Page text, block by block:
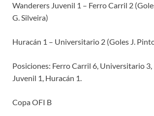
Wanderers Juvenil 1 – Ferro Carril 2
G. Silveira)
Huracán 1 – Universitario 2 (Goles J.
Posiciones: Ferro Carril 6, Universitario
Juvenil 1, Huracán 1.
Copa OFI B